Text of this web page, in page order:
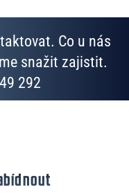
Co u nás
snažit zajistit.
292